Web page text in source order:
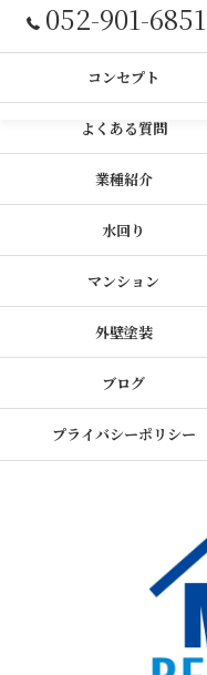
052-901-6851
コンセプト
よくある質問
業種紹介
水回り
マンション
外壁塗装
ブログ
プライバシーポリシー